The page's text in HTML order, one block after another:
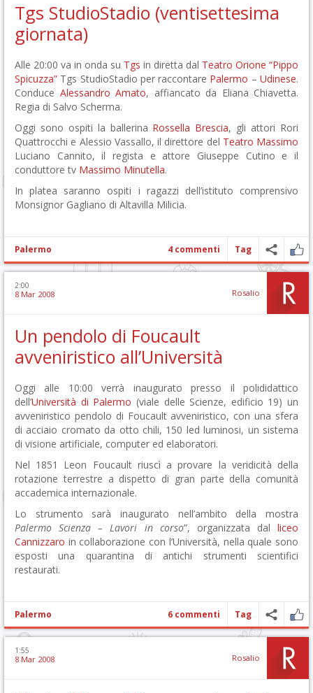
Tgs StudioStadio (ventisettesima
giornata)
Alle 20:00 va in onda su Tgs in diretta dal Teatro Orione “Pippo
Spicuzza” Tgs StudioStadio per raccontare Palermo –Udinese.
Conduce Alessandro Amato, affiancato da Eliana Chiavetta.
Regia di Salvo Scherma.
Oggi sono ospiti la ballerina Rossella Brescia, gli attori Rori
Quattrocchi e Alessio Vassallo, il direttore del Teatro Massimo
Luciano Cannito, il regista e attore Giuseppe Cutino e il
conduttore tv Massimo Minutella.
In platea saranno ospiti i ragazzi dell’istituto comprensivo
Monsignor Gagliano di Altavilla Milicia.
Palermo 4 commenti Tag
2:00
8 Mar 2008 Rosalio
Un pendolo di Foucault
avveniristico all’Università
Oggi alle 10:00 verrà inaugurato presso il polididattico
dell’Università di Palermo (viale delle Scienze, edificio 19) un
avveniristico pendolo di Foucault avveniristico, con una sfera
di acciaio cromato da otto chili, 150 led luminosi, un sistema
di visione artificiale, computer ed elaboratori.
Nel 1851 Leon Foucault riuscì a provare la veridicità della
rotazione terrestre a dispetto di gran parte della comunità
accademica internazionale.
Lo strumento sarà inaugurato nell’ambito della mostra
Palermo Scienza – Lavori in corso”, organizzata dal liceo
Cannizzaro in collaborazione con l’Università, nella quale sono
esposti una quarantina di antichi strumenti scientifici
restaurati.
Palermo 6 commenti Tag
1:55
8 Mar 2008 Rosalio